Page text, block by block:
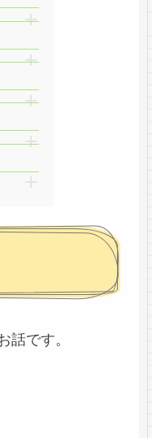
話です。